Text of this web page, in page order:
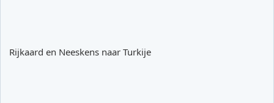
Rijkaard en Neeskens naar Turkije